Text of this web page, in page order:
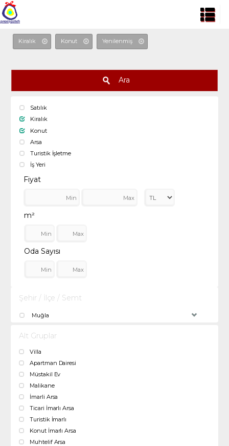
Kiralık Konut Yenilenmiş
Ara
Satılık
Kiralık
Konut
Arsa
Turistik İşletme
İş Yeri
Fiyat
m²
Oda Sayısı
Şehir / İlçe / Semt
Muğla
Alt Gruplar
Villa
Apartman Dairesi
Müstakil Ev
Malikane
İmarli Arsa
Ticari İmarlı Arsa
Turistik İmarlı
Konut İmarlı Arsa
Muhtelif Arsa